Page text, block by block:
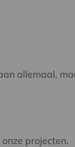
allemaal,
projecten.